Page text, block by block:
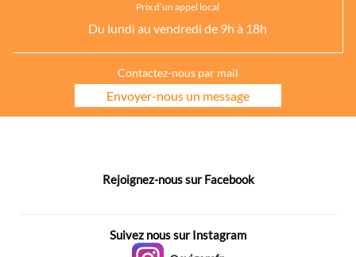
Prix d’un appel local
Du lundi au vendredi de 9h à 18h
Contactez-nous par mail
Envoyer-nous un message
Rejoignez-nous sur Facebook
Suivez nous sur Instagram